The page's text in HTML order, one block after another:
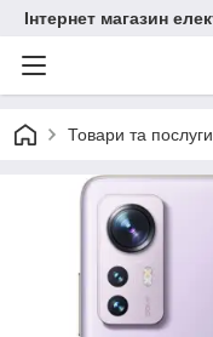
Інтернет магазин
Товари та послуги